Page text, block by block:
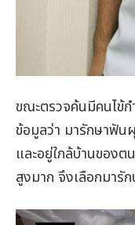
ขณะตรวจค้นมีคนไข้ก
ข้อมูลว่า มารักษาฟั
และอยู่ใกล้บ้านของต
สูงมาก จึงเลือกมารั